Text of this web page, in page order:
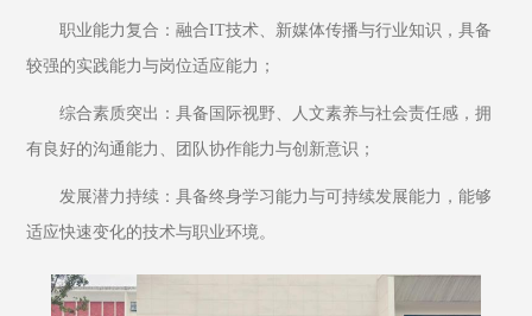
职业能力复合：融合IT技术、新媒体传播与行业知识，具备
较强的实践能力与岗位适应能力；
综合素质突出：具备国际视野、人文素养与社会责任感，拥
有良好的沟通能力、团队协作能力与创新意识；
发展潜力持续：具备终身学习能力与可持续发展能力，能够
适应快速变化的技术与职业环境。